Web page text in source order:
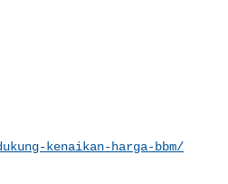
kenaikan-harga-bbm/